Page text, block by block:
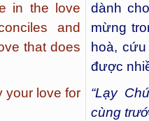
in the love
and
that does
your love for
dành
mừng
hoà,
được
“Lạy
cùng